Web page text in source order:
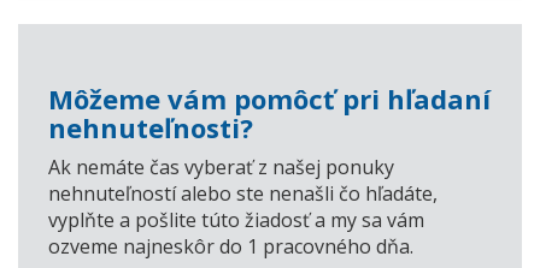
Môžeme vám pomôcť pri hľadaní
nehnuteľnosti?
Ak nemáte čas vyberať z našej ponuky
nehnuteľností alebo ste nenašli čo hľadáte,
vyplňte a pošlite túto žiadosť a my sa vám
ozveme najneskôr do 1 pracovného dňa.